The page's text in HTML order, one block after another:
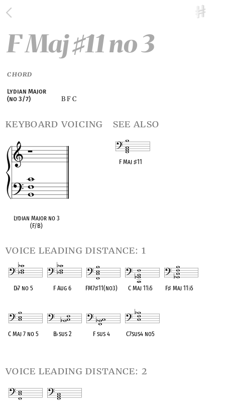
F Maj♯11 no 3
CHORD
Lydian Major
(no 3/7)
B F C
keyboard voicing
Lydian Major no 3
(F/B)
see also
F Maj♯11
voice leading distance: 1
D♭7 no 5 F Aug 6 FM7♯11(no3) C Maj 11♭5 F♯ Maj 11♭5
C Maj 7 no 5 B♭sus 2 F sus 4 C7sus4 no5
voice leading distance: 2